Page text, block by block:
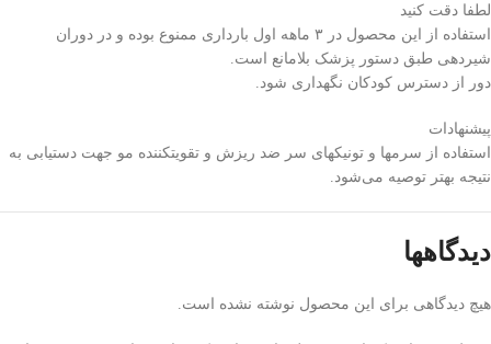
لطفا دقت کنید
استفاده از این محصول در ۳ ماهه اول بارداری ممنوع بوده و در دوران
شیردهی طبق دستور پزشک بلامانع است.
دور از دسترس کودکان نگهداری شود.
پیشنهادات
استفاده از سرم‎ها و تونیک‎های سر ضد ریزش و تقویت‎‎کننده مو جهت دستیابی به
نتیجه بهتر توصیه‌ می‌‎شود.
دیدگاهها
هیچ دیدگاهی برای این محصول نوشته نشده است.